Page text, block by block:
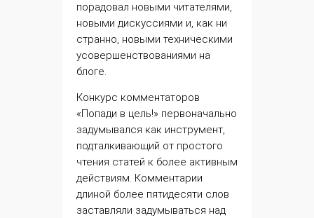
порадовал новыми читателями,
новыми дискуссиями и, как ни
странно, новыми техническими
усовершенствованиями на
блоге.
Конкурс комментаторов
«Попади в цель!» первоначально
задумывался как инструмент,
подталкивающий от простого
чтения статей к более активным
действиям. Комментарии
длиной более пятидесяти слов
заставляли задумываться над